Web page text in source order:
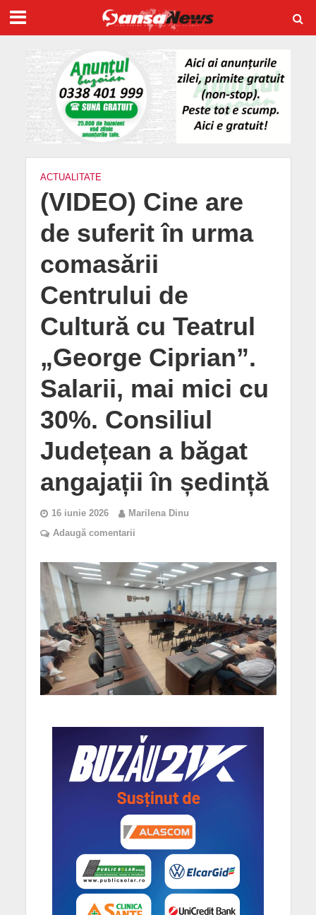
ACTUALITATE
(VIDEO) Cine are
de suferit în urma
comasării
Centrului de
Cultură cu Teatrul
„George Ciprian”.
Salarii, mai mici cu
30%. Consiliul
Județean a băgat
angajații în ședință
16 iunie 2026
Marilena Dinu
Adaugă comentarii